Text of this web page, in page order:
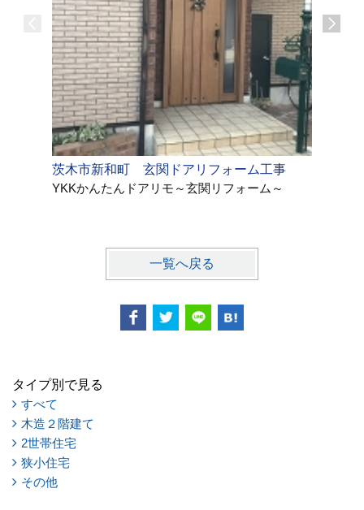
茨木市新和町 玄関ドアリフォーム工事
YKKかんたんドアリモ～玄関リフォーム～
一覧へ戻る
タイプ別で見る
すべて
木造２階建て
2世帯住宅
狭小住宅
その他